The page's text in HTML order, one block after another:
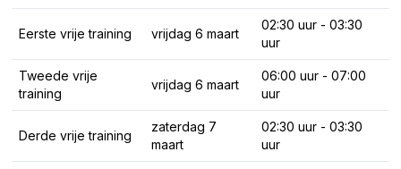
Eerste vrije training vrijdag 6 maart
02:30 uur - 03:30
uur
Tweede vrije
training
vrijdag 6 maart
06:00 uur - 07:00
uur
Derde vrije training
zaterdag 7
maart
02:30 uur - 03:30
uur